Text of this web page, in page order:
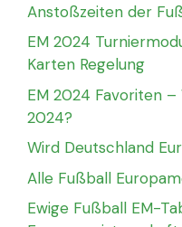
Anstoßzeiten der
EM 2024
Karten Regelung
EM 2024 Favoriten
2024?
Wird Deutschland
Alle Fußball
Ewige Fußball EM-